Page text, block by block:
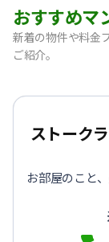
おすすめマ
新着の物件や料金
ご紹介。
【灘区・JR六
【東灘区・摂
【東灘区・JR
【東灘区・阪
【神戸・春日
【宝塚市・逆
【西宮北口】
ストーク
お部屋のこと